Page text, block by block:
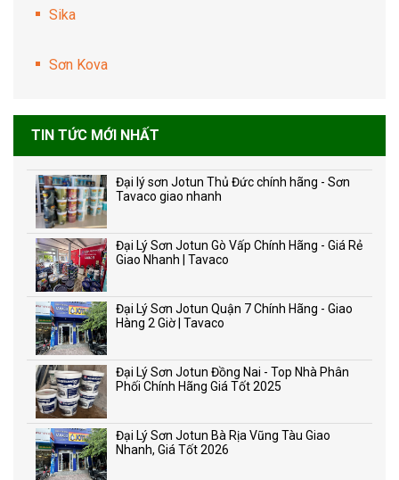
Sika
Sơn Kova
TIN TỨC MỚI NHẤT
Đại lý sơn Jotun Thủ Đức chính hãng - Sơn
Tavaco giao nhanh
Đại Lý Sơn Jotun Gò Vấp Chính Hãng - Giá Rẻ
Giao Nhanh | Tavaco
Đại Lý Sơn Jotun Quận 7 Chính Hãng - Giao
Hàng 2 Giờ | Tavaco
Đại Lý Sơn Jotun Đồng Nai - Top Nhà Phân
Phối Chính Hãng Giá Tốt 2025
Đại Lý Sơn Jotun Bà Rịa Vũng Tàu Giao
Nhanh, Giá Tốt 2026